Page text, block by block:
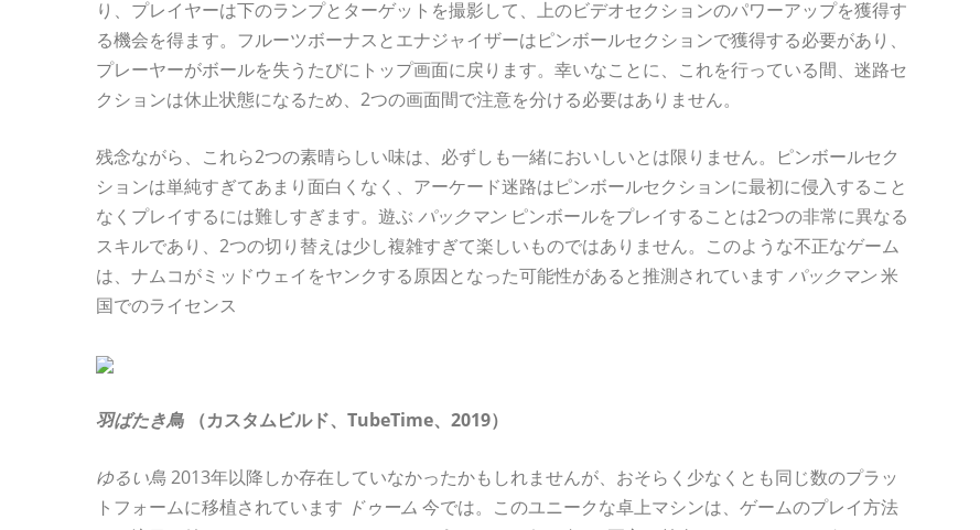
り、プレイヤーは下のランプとターゲットを撮影して、上のビデオセクションのパワーアップを獲得す
る機会を得ます。フルーツボーナスとエナジャイザーはピンボールセクションで獲得する必要があり、
プレーヤーがボールを失うたびにトップ画面に戻ります。幸いなことに、これを行っている間、迷路セ
クションは休止状態になるため、2つの画面間で注意を分ける必要はありません。
残念ながら、これら2つの素晴らしい味は、必ずしも一緒においしいとは限りません。ピンボールセク
ションは単純すぎてあまり面白くなく、アーケード迷路はピンボールセクションに最初に侵入すること
なくプレイするには難しすぎます。遊ぶ パックマン ピンボールをプレイすることは2つの非常に異なる
スキルであり、2つの切り替えは少し複雑すぎて楽しいものではありません。このような不正なゲーム
は、ナムコがミッドウェイをヤンクする原因となった可能性があると推測されています パックマン米
国でのライセンス
羽ばたき鳥 （カスタムビルド、TubeTime、2019）
ゆるい鳥2013年以降しか存在していなかったかもしれませんが、おそらく少なくとも同じ数のプラッ
トフォームに移植されています ドゥーム 今では。このユニークな卓上マシンは、ゲームのプレイ方法